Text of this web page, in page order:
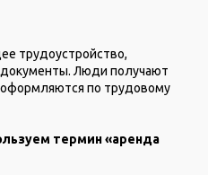
трудоустройство,
Люди получают
по трудовому
термин «аренда